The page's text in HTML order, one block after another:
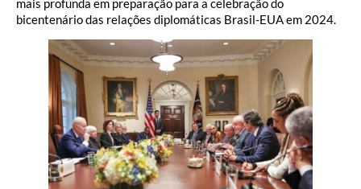
mais profunda em preparação para a celebração do
bicentenário das relações diplomáticas Brasil-EUA em 2024.